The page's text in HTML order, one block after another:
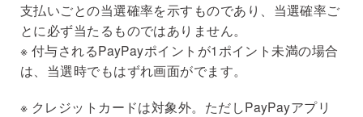
支払いごとの当選確率を示すものであり、当選確率ご
とに必ず当たるものではありません。
※ 付与されるPayPayポイントが1ポイント未満の場合
は、当選時でもはずれ画面がでます。
※ クレジットカードは対象外。ただしPayPayアプリ